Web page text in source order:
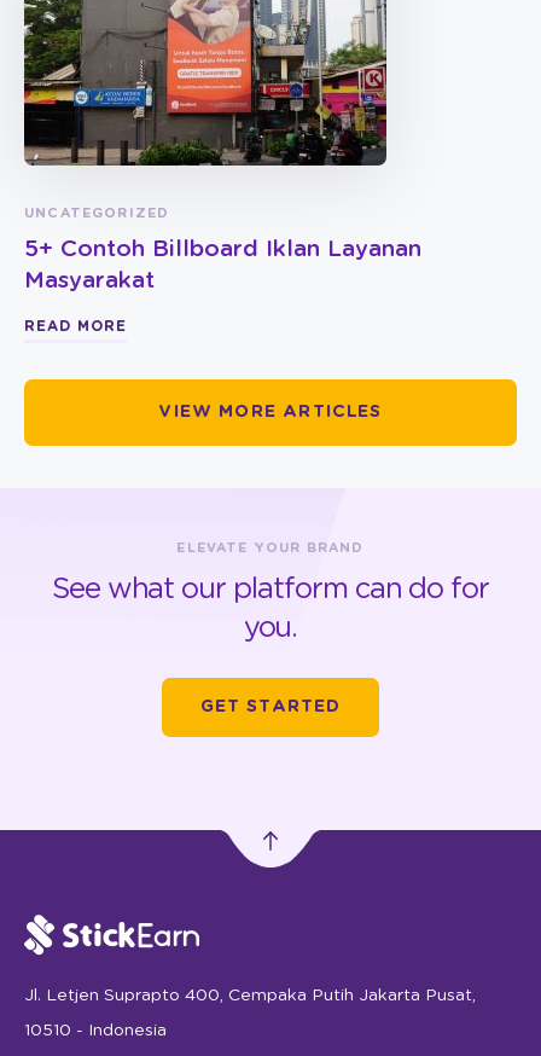
UNCATEGORIZED
5+ Contoh Billboard Iklan Layanan
Masyarakat
READ MORE
VIEW MORE ARTICLES
ELEVATE YOUR BRAND
See what our platform can do for
you.
GET STARTED
Jl. Letjen Suprapto 400, Cempaka Putih Jakarta Pusat,
10510 - Indonesia